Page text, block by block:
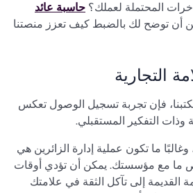
المحتملة لعملك؟ حاسبة عائد
أن توضح لك بالضبط كيف تعزز منصتنا
التجارية
فإن تجربة تسجيل الوصول تعكس
وذات التفكير المستقبلي.
ما تكون عملية إدارة الزائرين هي
ما مع مؤسستك. يمكن أن تؤدي أوقات
القديمة إلى تآكل الثقة في علامتك